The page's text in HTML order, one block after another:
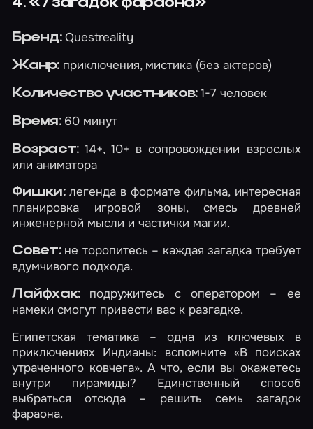
Бренд:Questreality
Жанр:приключения, мистика (без актеров)
Количество участников:1-7 человек
Время:60 минут
Возраст:14+, 10+ в сопровождении взрослых
или аниматора
Фишки:легенда в формате фильма, интересная
планировка игровой зоны, смесь древней
инженерной мысли и частички магии.
Совет:не торопитесь – каждая загадка требует
вдумчивого подхода.
Лайфхак:подружитесь с оператором – ее
намеки смогут привести вас к разгадке.
Египетская тематика – одна из ключевых в
приключениях Индианы: вспомните «В поисках
утраченного ковчега». А что, если вы окажетесь
внутри пирамиды? Единственный способ
выбраться отсюда – решить семь загадок
фараона.